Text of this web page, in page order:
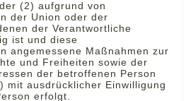
(2) aufgrund von
der Union oder der
der Verantwortliche
ist und diese
angemessene Maßnahmen zur
und Freiheiten sowie der
der betroffenen Person
mit ausdrücklicher Einwilligung
erfolgt.